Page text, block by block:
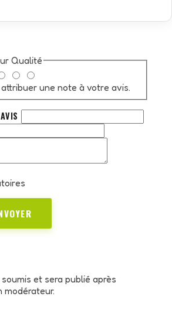
Qualité
une note à votre avis.
et sera publié après
modérateur.